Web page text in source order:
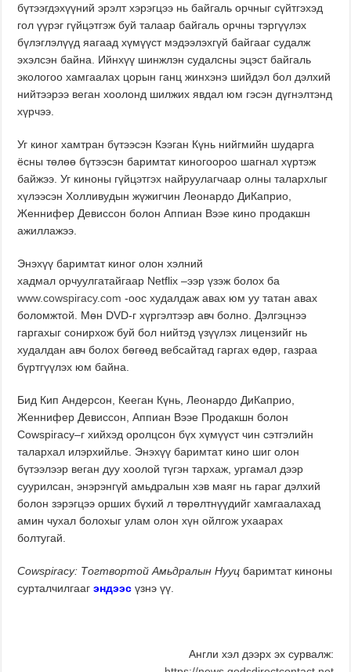
бүтээгдэхүүний эрэлт хэрэгцээ нь байгаль орчныг сүйтгэхэд
гол үүрэг гүйцэтгэж буй талаар байгаль орчны тэргүүлэх
бүлэглэлүүд яагаад хүмүүст мэдээлэхгүй байгааг судалж
эхэлсэн байна. Ийнхүү шинжлэн судалсны эцэст байгаль
экологоо хамгаалах цорын ганц жинхэнэ шийдэл бол дэлхий
нийтээрээ веган хоолонд шилжих явдал юм гэсэн дүгнэлтэнд
хүрчээ.
Уг киног хамтран бүтээсэн Кээган Күнь нийгмийн шударга
ёсны төлөө бүтээсэн баримтат киногоороо шагнал хүртэж
байжээ. Уг киноны гүйцэтгэх найруулагчаар олны талархлыг
хүлээсэн Холливудын жүжигчин Леонардо ДиКаприо,
Женнифер Девиссон болон Аппиан Вээе кино продакшн
ажиллажээ.
Энэхүү баримтат киног олон хэлний
хадмал орчуулгатайгаар Netflix –ээр үзэж болох ба
www.cowspiracy.com -оос худалдаж авах юм уу татан авах
боломжтой. Мөн DVD-г хүргэлтээр авч болно. Дэлгэцнээ
гаргахыг сонирхож буй бол нийтэд үзүүлэх лицензийг нь
худалдан авч болох бөгөөд вебсайтад гаргах өдөр, газраа
бүртгүүлэх юм байна.
Бид Кип Андерсон, Кееган Күнь, Леонардо ДиКаприо,
Женнифер Девиссон, Аппиан Вээе Продакшн болон
Cowspiracy–г хийхэд оролцсон бүх хүмүүст чин сэтгэлийн
талархал илэрхийлье. Энэхүү баримтат кино шиг олон
бүтээлээр веган дуу хоолой түгэн тархаж, ургамал дээр
суурилсан, энэрэнгүй амьдралын хэв маяг нь гараг дэлхий
болон зэрэгцээ орших бүхий л төрөлтнүүдийг хамгаалахад
амин чухал болохыг улам олон хүн ойлгож ухаарах
болтугай.
Cowspiracy: Тогтвортой Амьдралын Нууцбаримтат киноны
сурталчилгаагэндээс үзнэ үү.
Англи хэл дээрх эх сурвалж: